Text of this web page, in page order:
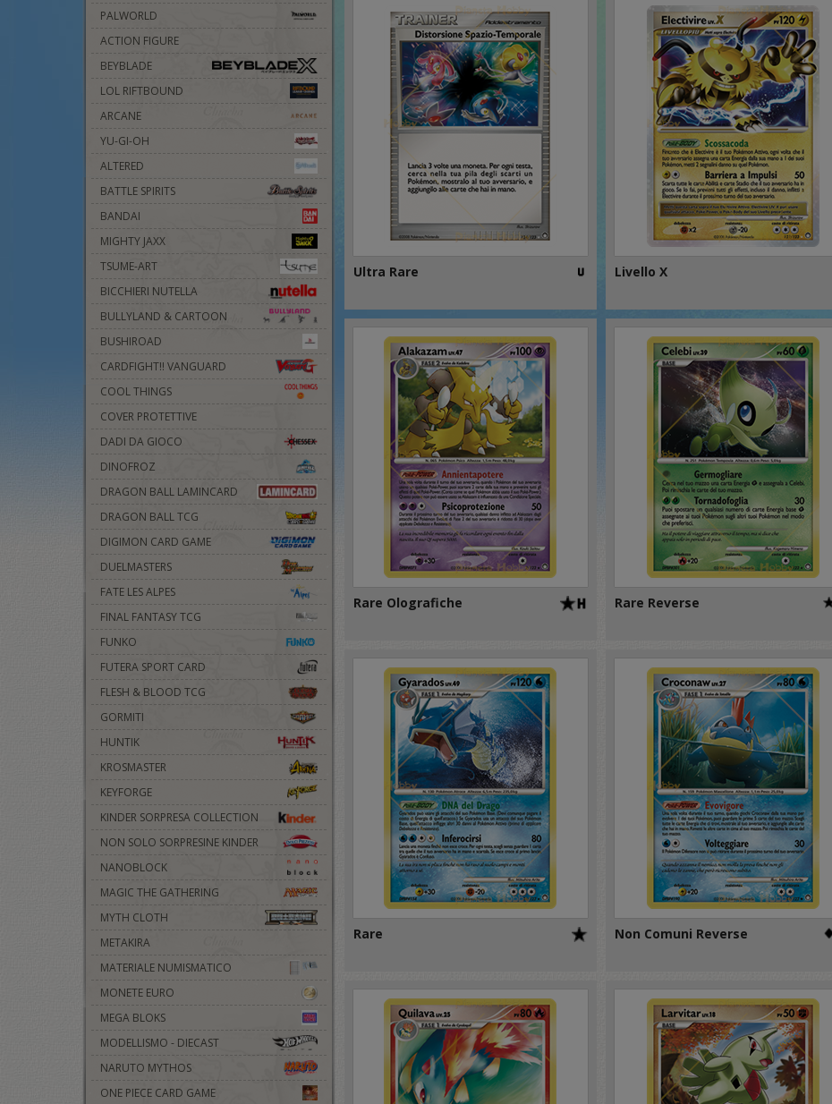
PALWORLD
ACTION FIGURE
BEYBLADE
LOL RIFTBOUND
ARCANE
YU-GI-OH
ALTERED
BATTLE SPIRITS
BANDAI
MIGHTY JAXX
TSUME-ART
BICCHIERI NUTELLA
BULLYLAND & CARTOON
BUSHIROAD
CARDFIGHT!! VANGUARD
COOL THINGS
COVER PROTETTIVE
DADI DA GIOCO
DINOFROZ
DRAGON BALL LAMINCARD
DRAGON BALL TCG
DIGIMON CARD GAME
DUELMASTERS
FATE LES ALPES
FINAL FANTASY TCG
FUNKO
FUTERA SPORT CARD
FLESH & BLOOD TCG
GORMITI
HUNTIK
KROSMASTER
KEYFORGE
KINDER SORPRESA COLLECTION
NON SOLO SORPRESINE KINDER
NANOBLOCK
MAGIC THE GATHERING
MYTH CLOTH
METAKIRA
MATERIALE NUMISMATICO
MONETE EURO
MEGA BLOKS
MODELLISMO - DIECAST
NARUTO MYTHOS
ONE PIECE CARD GAME
Ultra Rare Livello X
Rare Olografiche Rare Reverse
Rare Non Comuni Reverse